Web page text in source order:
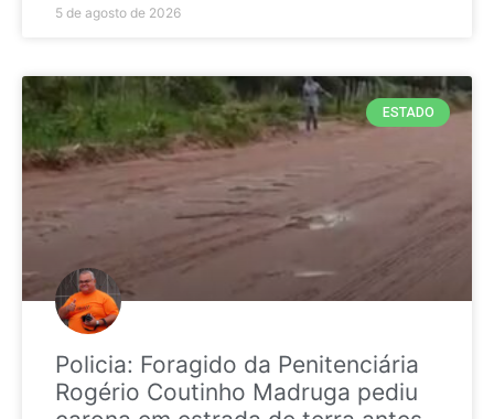
5 de agosto de 2026
ESTADO
Policia: Foragido da Penitenciária
Rogério Coutinho Madruga pediu